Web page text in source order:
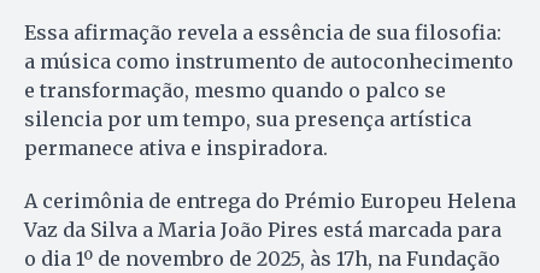
Essa afirmação revela a essência de sua filosofia:
a música como instrumento de autoconhecimento
e transformação, mesmo quando o palco se
silencia por um tempo, sua presença artística
permanece ativa e inspiradora.
A cerimônia de entrega do Prémio Europeu Helena
Vaz da Silva a Maria João Pires está marcada para
o dia 1º de novembro de 2025, às 17h, na Fundação